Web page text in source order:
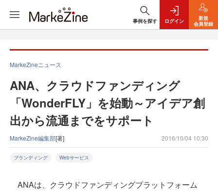
事例を探す ログイン
新規
会員登録
MarkeZineニュース
ANA、クラウドファンディング
「WonderFLY」を始動～アイデア創
出から流通までをサポート
MarkeZine編集部[著] 2016/10/04 10:30
ブランディング Webサービス
ANAは、クラウドファンディングプラットフォーム